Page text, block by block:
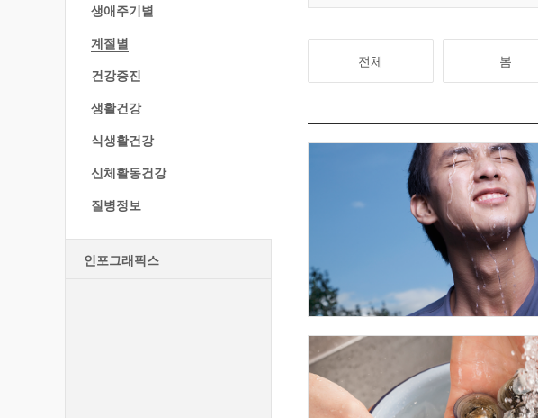
전체 봄
생애주기별
계절별
건강증진
생활건강
식생활건강
신체활동건강
질병정보
인포그래픽스